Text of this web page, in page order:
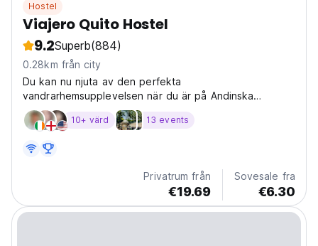
Hostel
Viajero Quito Hostel
9.2Superb(884)
0.28km från city
Du kan nu njuta av den perfekta
vandrarhemsupplevelsen när du är på Andinska
huvudstaden. Luta dig tillbaka och njut av det unika
10+ värd 13 events
Privatrum från
€19.69
Sovesale fra
€6.30